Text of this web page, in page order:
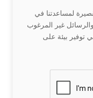
لمساعدتنا في
غير المرغوب
توفير بيئة على